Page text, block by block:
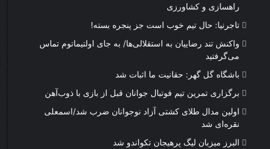
راهسازی و کشاورزی
تاجرنیا: حال تیم خوب است جز پنجره بسته!
واکنش تند رضاییان به استقلالی‌ها/ به جای اولتیماتوم تماس
می‌گرفتید
باشگاه گل گهر: حقانیت ما اثبات شد
برگزاری تمرین تیم فوتبال جوانان قبل از بازی با ذوب‌آهن
اولین مدال طلای کشتی آزاد نوجوانان ضرب شد/اسمعلی
نقره‌ای شد
البرز میزبان لیگ پرهیجان تکواندو شد